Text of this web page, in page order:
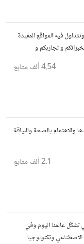
فيه المواقع المفيدة
و تجاربكم و
4.54 ألف متابع
والاهتمام بالصحة واللياقة
2.1 ألف متابع
عالمنا اليوم وفي
الاصطناعي وتكنولوجيا